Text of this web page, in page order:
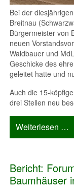
Bei der
Breitnau
Bürgermeister von
neuen
Waldbauer und
Geschicke des
geleitet hatte und
Auch die 15-
drei Stellen neu
Weiterlesen …
Bericht:
Baumhäuser